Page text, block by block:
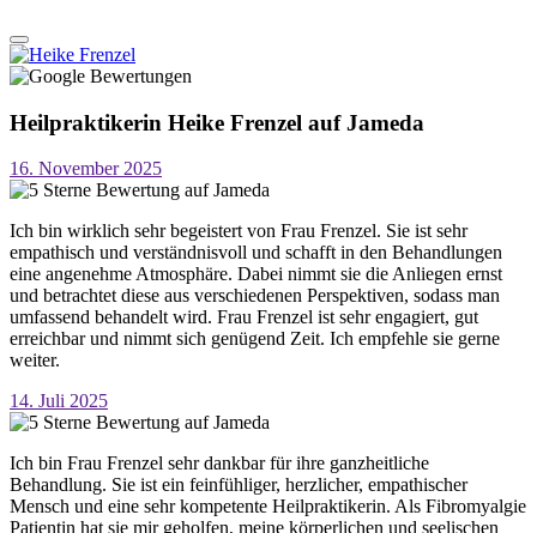
Heilpraktikerin Heike Frenzel auf Jameda
16. November 2025
Ich bin wirklich sehr begeistert von Frau Frenzel. Sie ist sehr
empathisch und verständnisvoll und schafft in den Behandlungen
eine angenehme Atmosphäre. Dabei nimmt sie die Anliegen ernst
und betrachtet diese aus verschiedenen Perspektiven, sodass man
umfassend behandelt wird. Frau Frenzel ist sehr engagiert, gut
erreichbar und nimmt sich genügend Zeit. Ich empfehle sie gerne
weiter.
14. Juli 2025
Ich bin Frau Frenzel sehr dankbar für ihre ganzheitliche
Behandlung. Sie ist ein feinfühliger, herzlicher, empathischer
Mensch und eine sehr kompetente Heilpraktikerin. Als Fibromyalgie
Patientin hat sie mir geholfen, meine körperlichen und seelischen